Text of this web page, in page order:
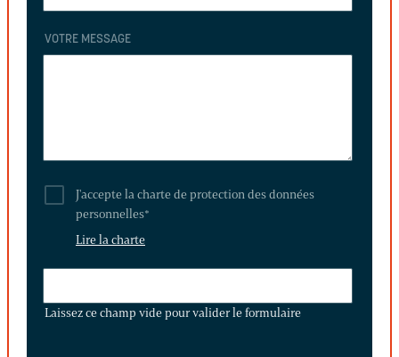
VOTRE MESSAGE
J'accepte la charte de protection des données
personnelles*
Lire la charte
CHAMP
Laissez ce champ vide pour valider le formulaire